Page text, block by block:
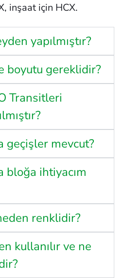
inşaat için HCX.
yapılmıştır?
boyutu gereklidir?
Transitleri
geçişler mevcut?
bloğa ihtiyacım
renklidir?
kullanılır ve ne